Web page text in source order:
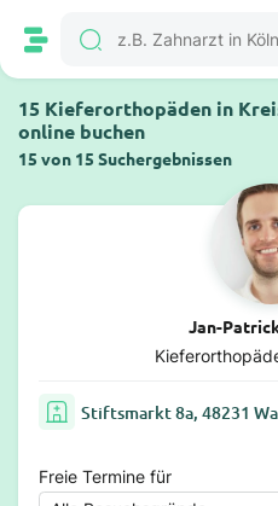
15 Kieferorthopäden in
online buchen
15 von 15 Suchergebnissen
Jan-
Stiftsmarkt 8a, 48231
Freie Termine für